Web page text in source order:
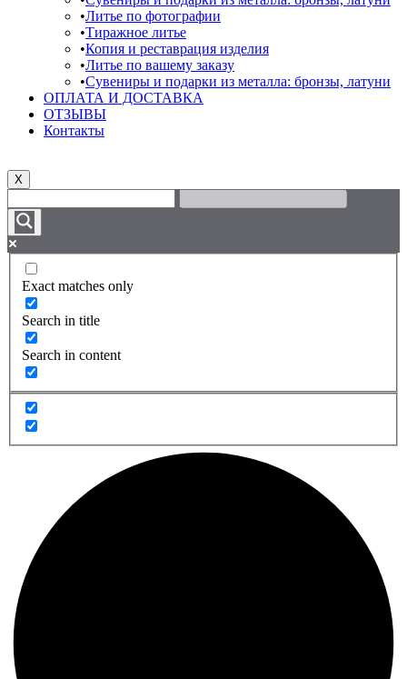
Литье по фотографии
Тиражное литье
Копия и реставрация изделия
Литье по вашему заказу
Сувениры и подарки из металла: бронзы, латуни
ОПЛАТА И ДОСТАВКА
ОТЗЫВЫ
Контакты
X
Exact matches only
Search in title
Search in content